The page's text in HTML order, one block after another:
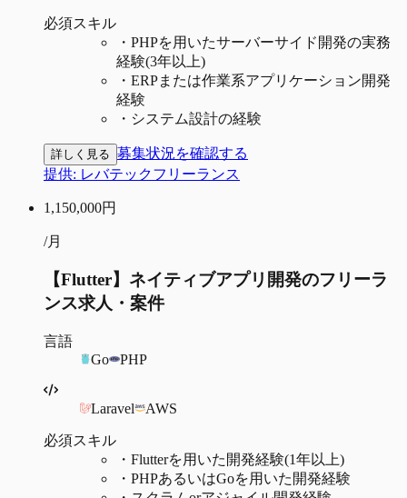
必須スキル
・ PHPを用いたサーバーサイド開発の実務
経験(3年以上)
・ ERPまたは作業系アプリケーション開発
経験
・ システム設計の経験
詳しく見る 募集状況を確認する
提供: レバテックフリーランス
1,150,000円
/月
【Flutter】ネイティブアプリ開発のフリーラ
ンス求人・案件
言語
Go
PHP
Laravel AWS
必須スキル
・ Flutterを用いた開発経験(1年以上)
・ PHPあるいはGoを用いた開発経験